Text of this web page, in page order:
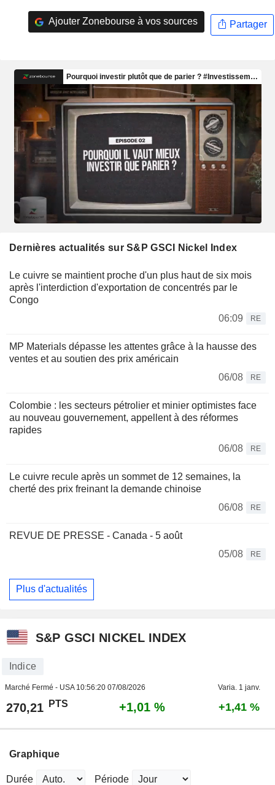
Ajouter Zonebourse à vos sources Partager
Dernières actualités sur S&P GSCI Nickel Index
Le cuivre se maintient proche d'un plus haut de six mois
après l'interdiction d'exportation de concentrés par le
Congo
06:09
RE
MP Materials dépasse les attentes grâce à la hausse des
ventes et au soutien des prix américain
06/08
RE
Colombie : les secteurs pétrolier et minier optimistes face
au nouveau gouvernement, appellent à des réformes
rapides
06/08
RE
Le cuivre recule après un sommet de 12 semaines, la
cherté des prix freinant la demande chinoise
06/08
RE
REVUE DE PRESSE - Canada - 5 août
05/08
RE
Plus d'actualités
S&P GSCI NICKEL INDEX
Indice
Marché Fermé - USA 10:56:20 07/08/2026 Varia. 1 janv.
270,21 PTS +1,01 % +1,41 %
Graphique
Durée Période